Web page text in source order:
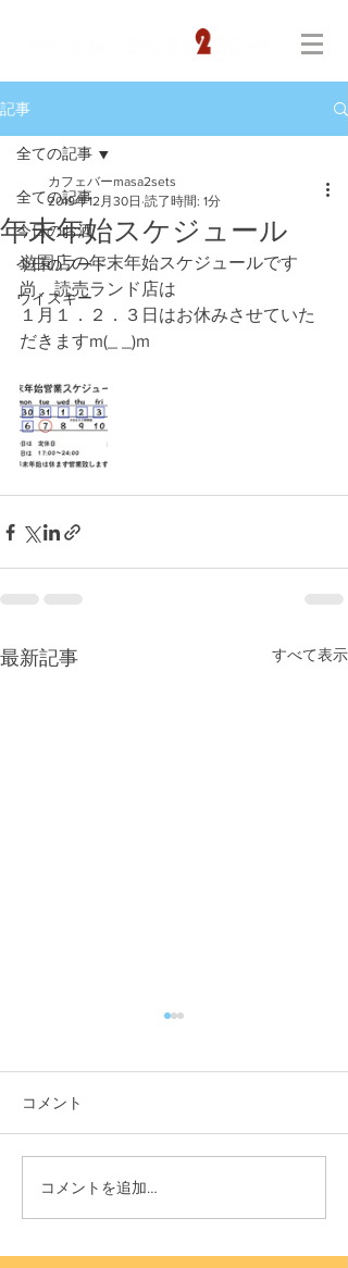
記事
全ての記事
今日のお酒
今日のフード
ウイスキー
全ての記事
年末年始スケジュール
カフェバーmasa2sets
2019年12月30日 読了時間: 1分
遊園店の年末年始スケジュールです
尚、読売ランド店は
１月１．２．３日はお休みさせていた
だきますm(_ _)m
最新記事 すべて表示
コメント
コメントを追加…